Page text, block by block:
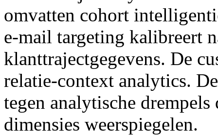
omvatten cohort
e-mail targeting kalibreert
klanttrajectgegevens. De
relatie-context analytics.
tegen analytische
dimensies weerspiegelen.